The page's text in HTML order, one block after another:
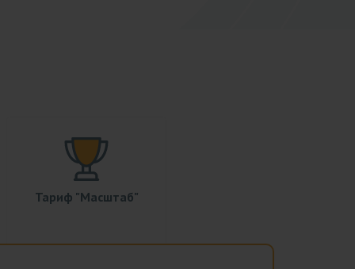
Тариф "Масштаб"